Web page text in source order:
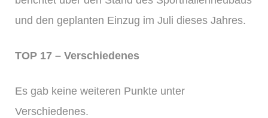
und den geplanten Einzug im Juli dieses Jahres.
TOP 17 – Verschiedenes
Es gab keine weiteren Punkte unter
Verschiedenes.